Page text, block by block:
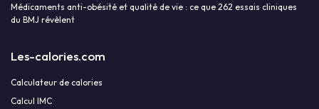
Médicaments anti-obésité et qualité de vie : ce que 262 essais cliniques
du BMJ révèlent
Les-calories.com
Calculateur de calories
Calcul IMC